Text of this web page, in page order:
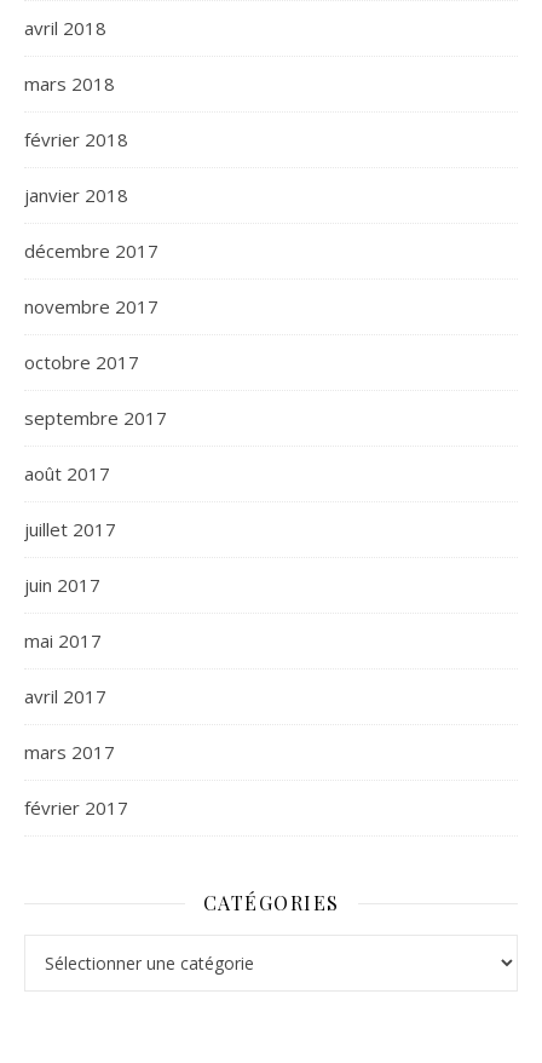
avril 2018
mars 2018
février 2018
janvier 2018
décembre 2017
novembre 2017
octobre 2017
septembre 2017
août 2017
juillet 2017
juin 2017
mai 2017
avril 2017
mars 2017
février 2017
CATÉGORIES